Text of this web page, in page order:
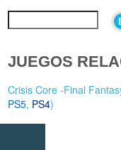
JUEGOS
Crisis Core -Final
PS5, PS4)